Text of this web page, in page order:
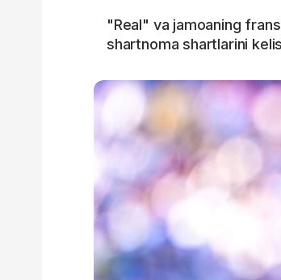
"Real" va jamoaning
shartnoma shartlarini